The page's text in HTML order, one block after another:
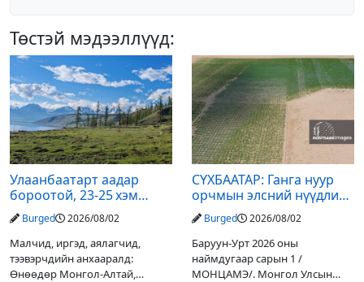
Төстэй мэдээллүүд:
Улаанбаатарт аадар
бороотой, 23-25 хэм
дулаан байна
Burged 2026/08/02
Малчид, иргэд, аялагчид,
тээвэрчдийн анхааралд:
Өнөөдөр Монгол-Алтай,
СҮХБААТАР: Ганга нуур
орчмын элсний нүүдлийг
зогсоох туршилтын ажил
үр дүнгээ өгч эхэлжээ
Burged 2026/08/02
Баруун-Урт 2026 оны
наймдугаар сарын 1 /
МОНЦАМЭ/. Монгол Улсын